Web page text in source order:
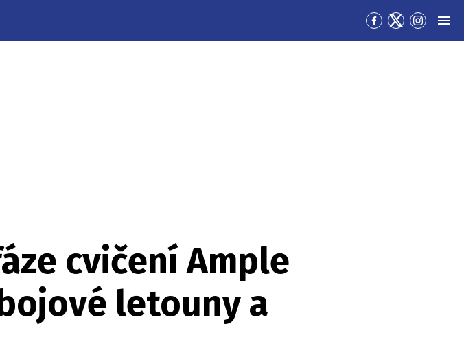
Přejít
na
Přejít
na
Přejít
na
cvičení Ample
letouny a